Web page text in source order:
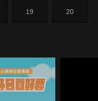
19 20